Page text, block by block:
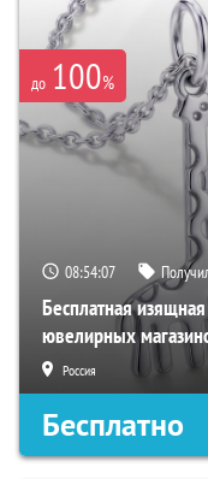
до 100%
08:54:06
Бесплатная
ювелирных
Россия
Бесплатно